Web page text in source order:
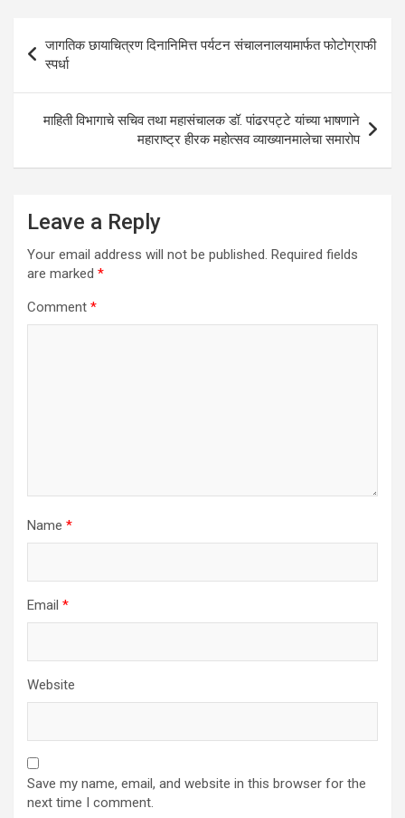
A
p
p
o
k
n
navigation
जागतिक छायाचित्रण दिनानिमित्त पर्यटन संचालनालयामार्फत फोटोग्राफी
स्पर्धा
माहिती विभागाचे सचिव तथा महासंचालक डॉ. पांढरपट्टे यांच्या भाषणाने
महाराष्ट्र हीरक महोत्सव व्याख्यानमालेचा समारोप
Leave a Reply
Your email address will not be published. Required fields
are marked *
Comment *
Name *
Email *
Website
Save my name, email, and website in this browser for the
next time I comment.